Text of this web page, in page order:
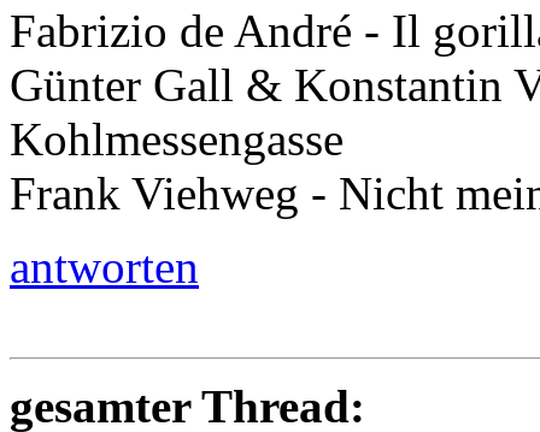
Fabrizio de André - Il
Günter Gall & Konstantin
Kohlmessengasse
Frank Viehweg - Nicht
antworten
gesamter Thread: